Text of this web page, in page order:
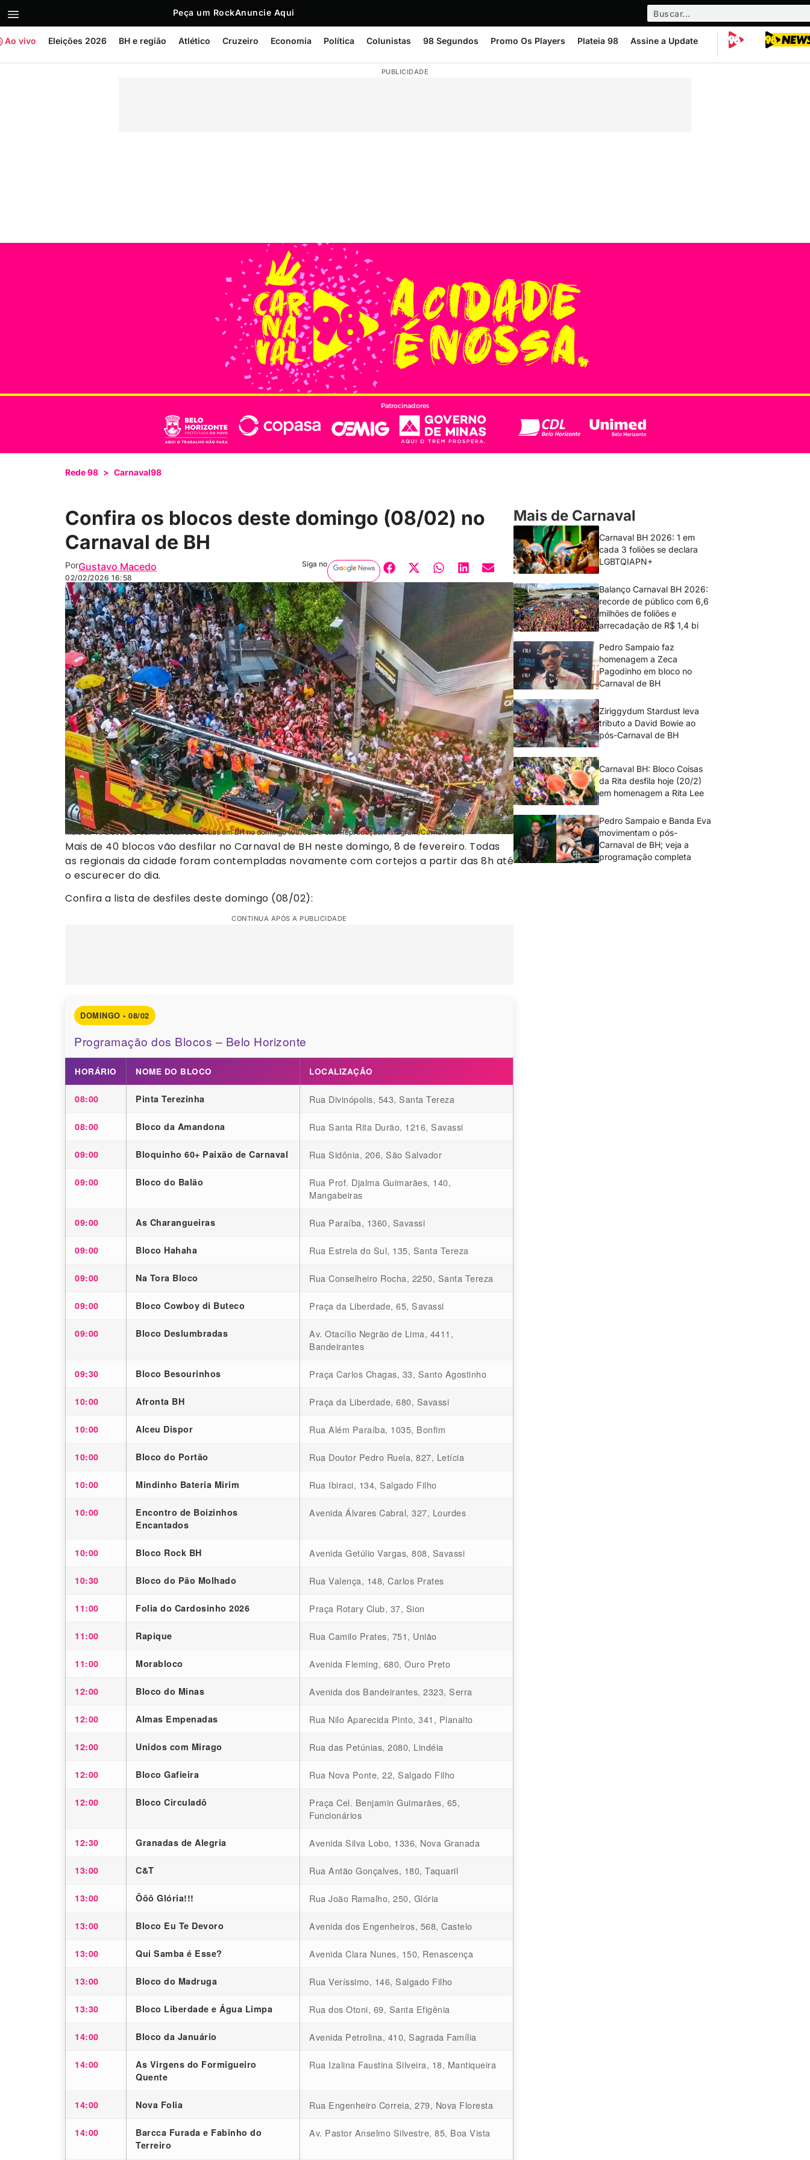
Peça um RockAnuncie Aqui
Ao vivo Eleições 2026 BH e região Atlético Cruzeiro Economia Política Colunistas 98 Segundos Promo Os Players Plateia 98 Assine a Update
PUBLICIDADE
Patrocinadores
Rede 98 > Carnaval98
Confira os blocos deste domingo (08/02) no
Carnaval de BH
PorGustavo Macedo
02/02/2026 16:58
Siga no
Mais de 40 blocos de Carnaval sairão às ruas em BH no domingo (08/02). (Foto: Reprodução/Instagram/CarnaKVSH)
Mais de 40 blocos vão desfilar no Carnaval de BH neste domingo, 8 de fevereiro. Todas
as regionais da cidade foram contempladas novamente com cortejos a partir das 8h até
o escurecer do dia.
Confira a lista de desfiles deste domingo (08/02):
CONTINUA APÓS A PUBLICIDADE
DOMINGO • 08/02
Programação dos Blocos – Belo Horizonte
HORÁRIO NOME DO BLOCO LOCALIZAÇÃO
08:00 Pinta Terezinha Rua Divinópolis, 543, Santa Tereza
08:00 Bloco da Amandona Rua Santa Rita Durão, 1216, Savassi
09:00 Bloquinho 60+ Paixão de Carnaval Rua Sidônia, 206, São Salvador
09:00 Bloco do Balão
Rua Prof. Djalma Guimarães, 140,
Mangabeiras
09:00 As Charangueiras Rua Paraíba, 1360, Savassi
09:00 Bloco Hahaha Rua Estrela do Sul, 135, Santa Tereza
09:00 Na Tora Bloco Rua Conselheiro Rocha, 2250, Santa Tereza
09:00 Bloco Cowboy di Buteco Praça da Liberdade, 65, Savassi
09:00 Bloco Deslumbradas
Av. Otacílio Negrão de Lima, 4411,
Bandeirantes
09:30 Bloco Besourinhos Praça Carlos Chagas, 33, Santo Agostinho
10:00 Afronta BH Praça da Liberdade, 680, Savassi
10:00 Alceu Dispor Rua Além Paraíba, 1035, Bonfim
10:00 Bloco do Portão Rua Doutor Pedro Ruela, 827, Letícia
10:00 Mindinho Bateria Mirim Rua Ibiraci, 134, Salgado Filho
10:00
Encontro de Boizinhos
Encantados
Avenida Álvares Cabral, 327, Lourdes
10:00 Bloco Rock BH Avenida Getúlio Vargas, 808, Savassi
10:30 Bloco do Pão Molhado Rua Valença, 148, Carlos Prates
11:00 Folia do Cardosinho 2026 Praça Rotary Club, 37, Sion
11:00 Rapique Rua Camilo Prates, 751, União
11:00 Morabloco Avenida Fleming, 680, Ouro Preto
12:00 Bloco do Minas Avenida dos Bandeirantes, 2323, Serra
12:00 Almas Empenadas Rua Nilo Aparecida Pinto, 341, Planalto
12:00 Unidos com Mirago Rua das Petúnias, 2080, Lindéia
12:00 Bloco Gafieira Rua Nova Ponte, 22, Salgado Filho
12:00 Bloco Circuladô
Praça Cel. Benjamin Guimarães, 65,
Funcionários
12:30 Granadas de Alegria Avenida Silva Lobo, 1336, Nova Granada
13:00 C&T Rua Antão Gonçalves, 180, Taquaril
13:00 Ôôô Glória!!! Rua João Ramalho, 250, Glória
13:00 Bloco Eu Te Devoro Avenida dos Engenheiros, 568, Castelo
13:00 Qui Samba é Esse? Avenida Clara Nunes, 150, Renascença
13:00 Bloco do Madruga Rua Veríssimo, 146, Salgado Filho
13:30 Bloco Liberdade e Água Limpa Rua dos Otoni, 69, Santa Efigênia
14:00 Bloco da Januário Avenida Petrolina, 410, Sagrada Família
14:00
As Virgens do Formigueiro
Quente
Rua Izalina Faustina Silveira, 18, Mantiqueira
14:00 Nova Folia Rua Engenheiro Correia, 279, Nova Floresta
14:00
Barcca Furada e Fabinho do
Terreiro
Av. Pastor Anselmo Silvestre, 85, Boa Vista
Mais de Carnaval
Carnaval BH 2026: 1 em
cada 3 foliões se declara
LGBTQIAPN+
Balanço Carnaval BH 2026:
recorde de público com 6,6
milhões de foliões e
arrecadação de R$ 1,4 bi
Pedro Sampaio faz
homenagem a Zeca
Pagodinho em bloco no
Carnaval de BH
Ziriggydum Stardust leva
tributo a David Bowie ao
pós-Carnaval de BH
Carnaval BH: Bloco Coisas
da Rita desfila hoje (20/2)
em homenagem a Rita Lee
Pedro Sampaio e Banda Eva
movimentam o pós-
Carnaval de BH; veja a
programação completa